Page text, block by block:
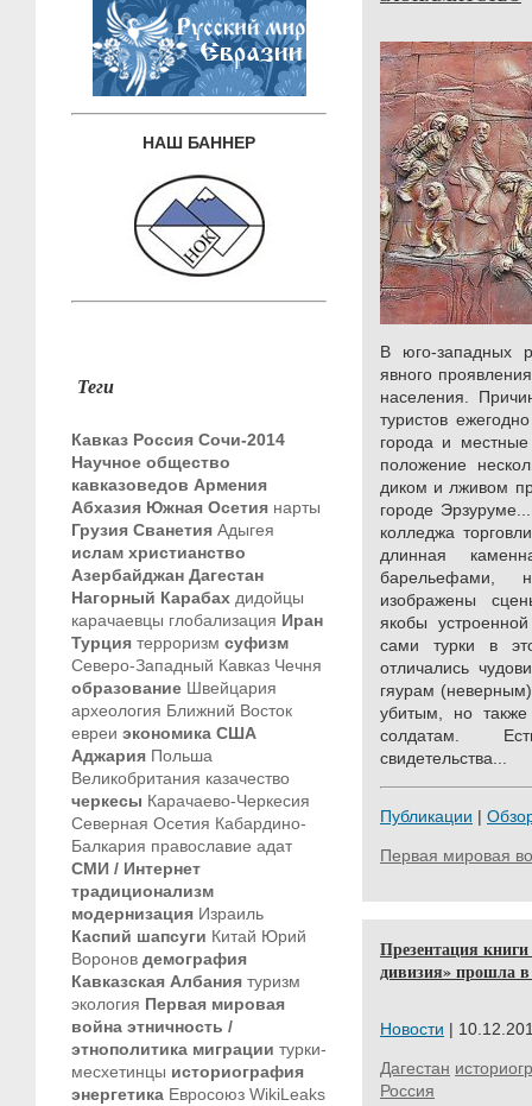
НАШ БАННЕР
Теги
Кавказ Россия Сочи-2014
Научное общество
кавказоведов Армения
Абхазия Южная Осетия нарты
Грузия Сванетия Адыгея
ислам христианство
Азербайджан Дагестан
Нагорный Карабах дидойцы
карачаевцы глобализация Иран
Турция терроризм суфизм
Северо-Западный Кавказ Чечня
образование Швейцария
археология Ближний Восток
евреи экономика США
Аджария Польша
Великобритания казачество
черкесы Карачаево-Черкесия
Северная Осетия Кабардино-
Балкария православие адат
СМИ / Интернет
традиционализм
модернизация Израиль
Каспий шапсуги Китай Юрий
Воронов демография
Кавказская Албания туризм
экология Первая мировая
война этничность /
этнополитика миграции турки-
месхетинцы историография
энергетика Евросоюз WikiLeaks
В юго-западных
явного
населения.
туристов
города и
положение
диком и лживом
городе
колледжа
длинная
барельефами,
изображены
якобы
сами турки в
отличались
гяурам
убитым, но
солдатам.
свидетельства...
Публикации |
Первая мировая
Презентация
дивизия» прошла
Новости |
Дагестан
Россия